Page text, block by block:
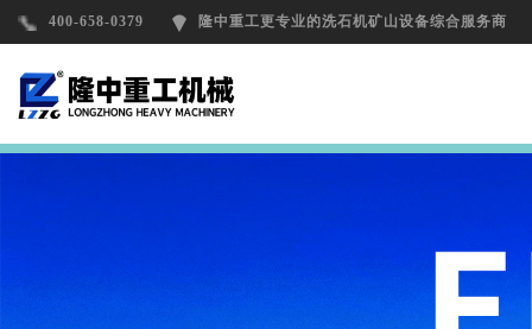
400-658-0379 隆中重工更专业的洗石机矿山设备综合服务商